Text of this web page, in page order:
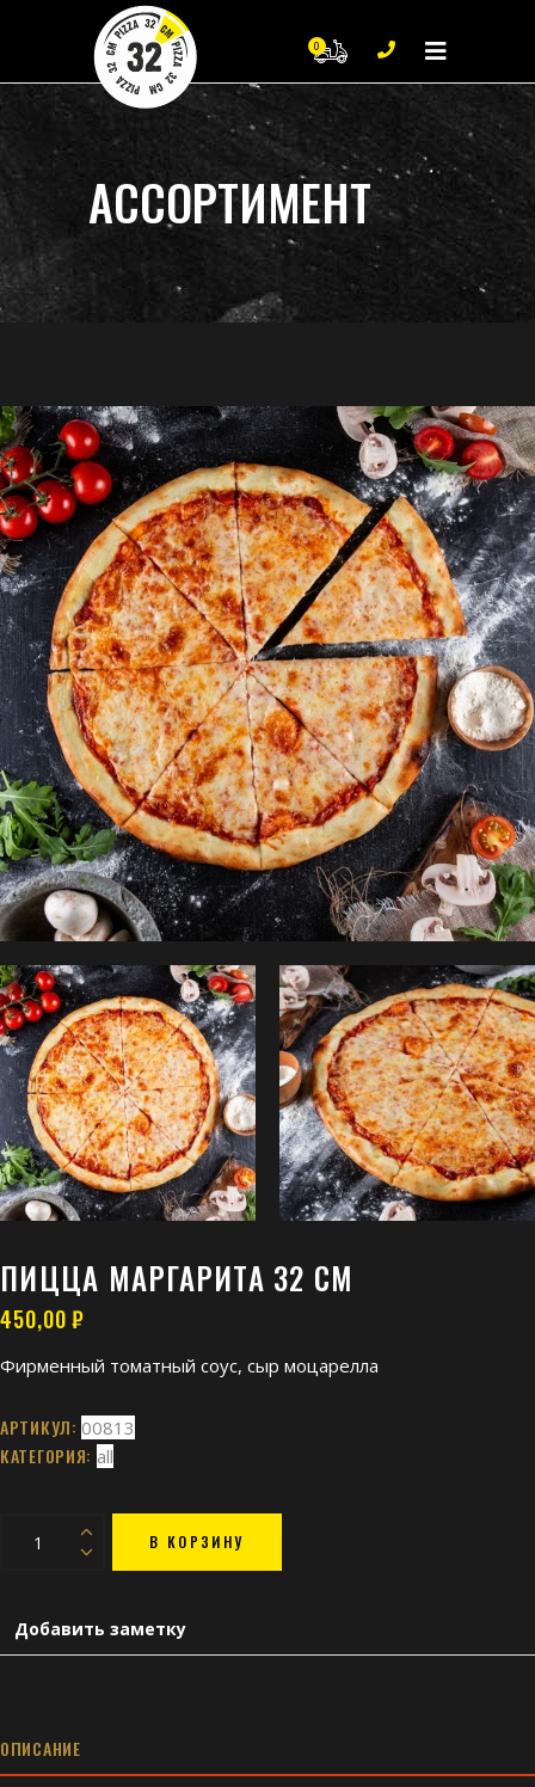
0
Нет продуктов в
АССОРТИМЕНТ
ПИЦЦА МАРГАРИТА 32 СМ
450,00₽
Фирменный томатный соус, сыр моцарелла
АРТИКУЛ: 00813
КАТЕГОРИЯ: all
Маргарита
quantity
В КОРЗИНУ
Добавить заметку
ОПИСАНИЕ